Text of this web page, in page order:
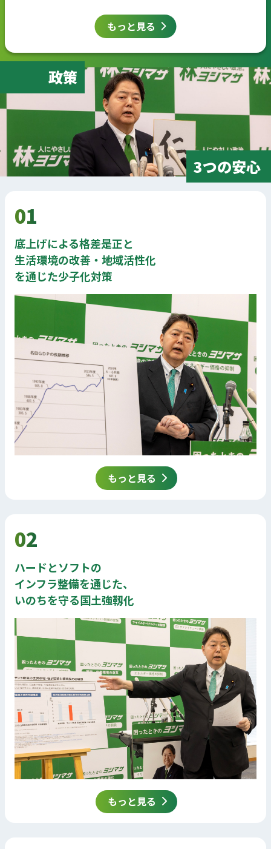
もっと見る
政策
3つの安心
01
底上げによる格差是正と
生活環境の改善・地域活性化
を通じた少子化対策
もっと見る
02
ハードとソフトの
インフラ整備を通じた、
いのちを守る国土強靱化
もっと見る